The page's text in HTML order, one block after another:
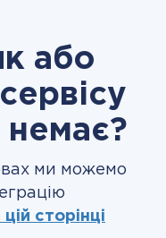
або
немає?
ми можемо
цій сторінці